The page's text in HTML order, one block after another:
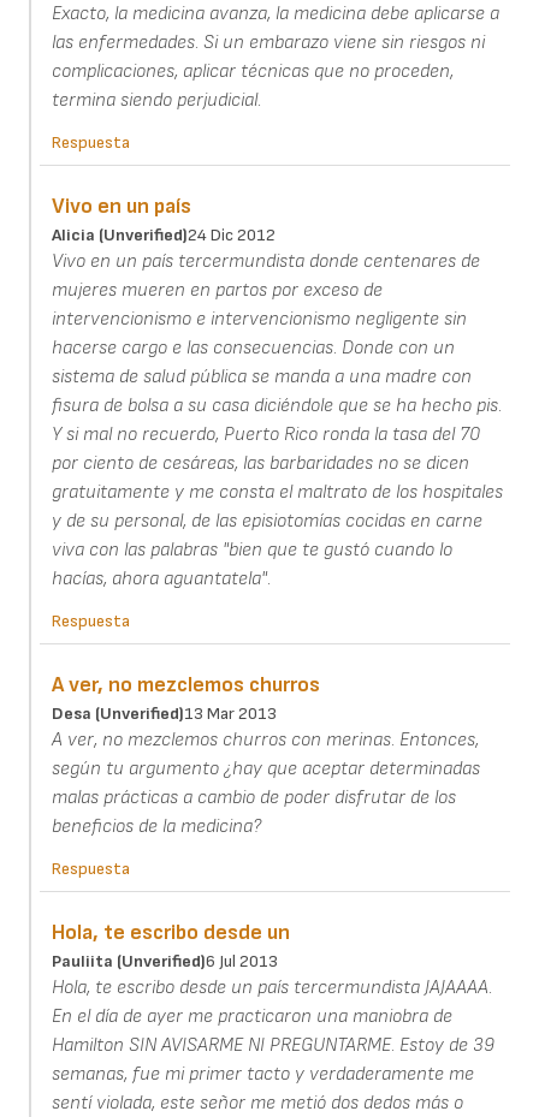
Exacto, la medicina avanza, la medicina debe aplicarse a
las enfermedades. Si un embarazo viene sin riesgos ni
complicaciones, aplicar técnicas que no proceden,
termina siendo perjudicial.
Respuesta
Vivo en un país
Alicia (unverified)24 Dic 2012
Vivo en un país tercermundista donde centenares de
mujeres mueren en partos por exceso de
intervencionismo e intervencionismo negligente sin
hacerse cargo e las consecuencias. Donde con un
sistema de salud pública se manda a una madre con
fisura de bolsa a su casa diciéndole que se ha hecho pis.
Y si mal no recuerdo, Puerto Rico ronda la tasa del 70
por ciento de cesáreas, las barbaridades no se dicen
gratuitamente y me consta el maltrato de los hospitales
y de su personal, de las episiotomías cocidas en carne
viva con las palabras "bien que te gustó cuando lo
hacías, ahora aguantatela".
Respuesta
A ver, no mezclemos churros
Desa (unverified)13 Mar 2013
A ver, no mezclemos churros con merinas. Entonces,
según tu argumento ¿hay que aceptar determinadas
malas prácticas a cambio de poder disfrutar de los
beneficios de la medicina?
Respuesta
Hola, te escribo desde un
Pauliita (unverified)6 Jul 2013
Hola, te escribo desde un país tercermundista JAJAAAA.
En el día de ayer me practicaron una maniobra de
Hamilton SIN AVISARME NI PREGUNTARME. Estoy de 39
semanas, fue mi primer tacto y verdaderamente me
sentí violada, este señor me metió dos dedos más o